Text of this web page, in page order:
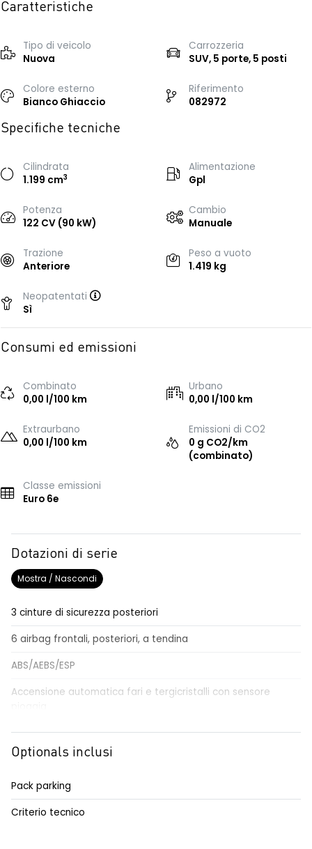
Caratteristiche
Tipo di veicolo
Nuova
Carrozzeria
SUV, 5 porte, 5 posti
Colore esterno
Bianco Ghiaccio
Riferimento
082972
Specifiche tecniche
Cilindrata
1.199 cm3
Alimentazione
Gpl
Potenza
122 CV (90 kW)
Cambio
Manuale
Trazione
Anteriore
Peso a vuoto
1.419 kg
Neopatentati
Sì
Consumi ed emissioni
Combinato
0,00 l/100 km
Urbano
0,00 l/100 km
Extraurbano
0,00 l/100 km
Emissioni di CO2
0 g CO2/km
(combinato)
Classe emissioni
Euro 6e
Dotazioni di serie
Mostra / Nascondi
3 cinture di sicurezza posteriori
6 airbag frontali, posteriori, a tendina
ABS/AEBS/ESP
Accensione automatica fari e tergicristalli con sensore
Airbag per il conducente e passeggero
Alzacristalli elettrici impulsionali anteriori e posteriori
Alzacristallo elettrico impulsionale anteriore lato conducente
Anabbaglianti Eco-LED
Optionals inclusi
Pack parking
Criterio tecnico